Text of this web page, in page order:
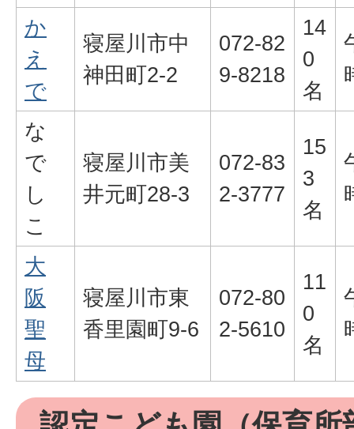
か
え
で
寝屋川市中
神田町2-2
072-82
9-8218
14
0
名
な
で
し
こ
寝屋川市美
井元町28-3
072-83
2-3777
15
3
名
大
阪
聖
母
寝屋川市東
香里園町9-6
072-80
2-5610
11
0
名